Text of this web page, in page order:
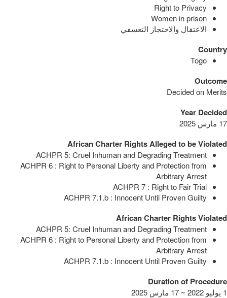
Right to Privacy
Women in prison
الاعتقال والاحتجاز التعسفي
Country
Togo
Outcome
Decided on Merits
Year Decided
17 مارس 2025
African Charter Rights Alleged to be Violated
ACHPR 5: Cruel Inhuman and Degrading Treatment
ACHPR 6 : Right to Personal Liberty and Protection from
Arbitrary Arrest
ACHPR 7 : Right to Fair Trial
ACHPR 7.1.b : Innocent Until Proven Guilty
African Charter Rights Violated
ACHPR 5: Cruel Inhuman and Degrading Treatment
ACHPR 6 : Right to Personal Liberty and Protection from
Arbitrary Arrest
ACHPR 7.1.b : Innocent Until Proven Guilty
Duration of Procedure
1 يوليو 2022 ~ 17 مارس 2025